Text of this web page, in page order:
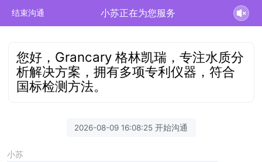
结束沟通 小苏正在为您服务
您好，Grancary 格林凯瑞，专注水质分
析解决方案，拥有多项专利仪器，符合
国标检测方法。
2026-08-09 16:08:25 开始沟通
小苏